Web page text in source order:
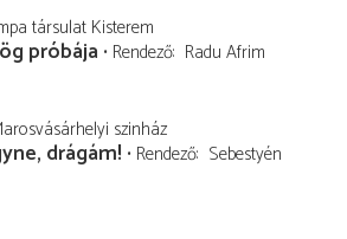
társulat Kisterem
próbája Rendező Radu Afrim
szinház
drágám! Rendező Sebestyén